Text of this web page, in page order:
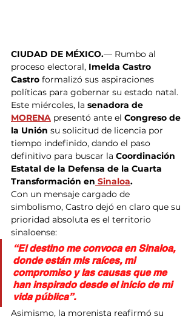
CIUDAD DE MÉXICO.— Rumbo al
proceso electoral, Imelda Castro
Castro formalizó sus aspiraciones
políticas para gobernar su estado natal.
Este miércoles, la senadora de
MORENA presentó ante el Congreso de
la Unión su solicitud de licencia por
tiempo indefinido, dando el paso
definitivo para buscar la Coordinación
Estatal de la Defensa de la Cuarta
Transformación en Sinaloa.
Con un mensaje cargado de
simbolismo, Castro dejó en claro que su
prioridad absoluta es el territorio
sinaloense:
“El destino me convoca en Sinaloa,
donde están mis raíces, mi
compromiso y las causas que me
han inspirado desde el inicio de mi
vida pública”.
Asimismo, la morenista reafirmó su